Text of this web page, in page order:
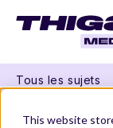
This website
Tous les sujets
Thiga Media